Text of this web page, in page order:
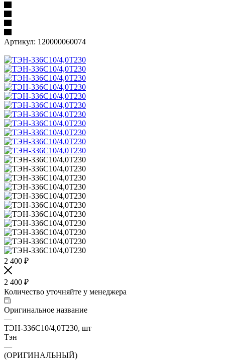
Артикул: 120000060074
2 400 ₽
2 400 ₽
Количество уточняйте у менеджера
Оригинальное название
—
ТЭН-336С10/4,0Т230, шт
Тэн
—
(ОРИГИНАЛЬНЫЙ)